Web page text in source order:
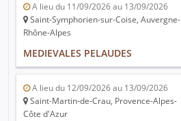
A lieu du 11/09/2026 au 13/09/2026
Saint-Symphorien-sur-Coise, Auvergne-
Rhône-Alpes
MEDIEVALES PELAUDES
A lieu du 12/09/2026 au 13/09/2026
Saint-Martin-de-Crau, Provence-Alpes-
Côte d'Azur